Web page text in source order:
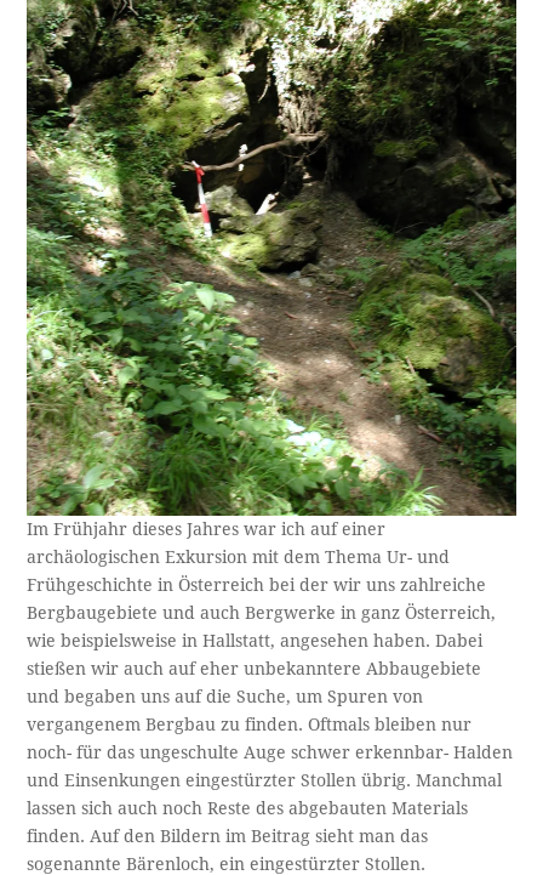
Im Frühjahr dieses Jahres war ich auf einer
archäologischen Exkursion mit dem Thema Ur- und
Frühgeschichte in Österreich bei der wir uns zahlreiche
Bergbaugebiete und auch Bergwerke in ganz Österreich,
wie beispielsweise in Hallstatt, angesehen haben. Dabei
stießen wir auch auf eher unbekanntere Abbaugebiete
und begaben uns auf die Suche, um Spuren von
vergangenem Bergbau zu finden. Oftmals bleiben nur
noch- für das ungeschulte Auge schwer erkennbar- Halden
und Einsenkungen eingestürzter Stollen übrig. Manchmal
lassen sich auch noch Reste des abgebauten Materials
finden. Auf den Bildern im Beitrag sieht man das
sogenannte Bärenloch, ein eingestürzter Stollen.